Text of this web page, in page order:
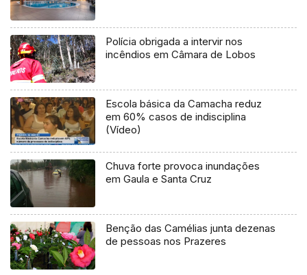
Polícia obrigada a intervir nos
incêndios em Câmara de Lobos
Escola básica da Camacha reduz
em 60% casos de indisciplina
(Vídeo)
Chuva forte provoca inundações
em Gaula e Santa Cruz
Benção das Camélias junta dezenas
de pessoas nos Prazeres